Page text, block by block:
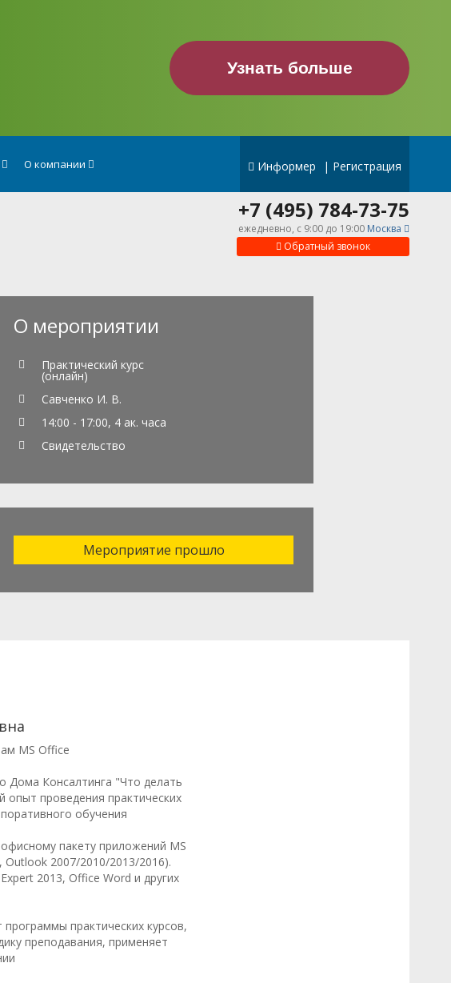
Узнать больше
О компании Информер | Регистрация
Обратный звонок
+7 (495) 784-73-75
ежедневно, c 9:00 до 19:00 Москва
О мероприятии
Практический курс
(онлайн)
Савченко И. В.
14:00 - 17:00, 4 ак. часа
Свидетельство
Мероприятие прошло
MS Office
Дома Консалтинга "Что делать
проведения практических
обучения
пакету приложений MS
Outlook 2007/2010/2013/2016).
2013, Office Word и других
практических курсов,
преподавания, применяет